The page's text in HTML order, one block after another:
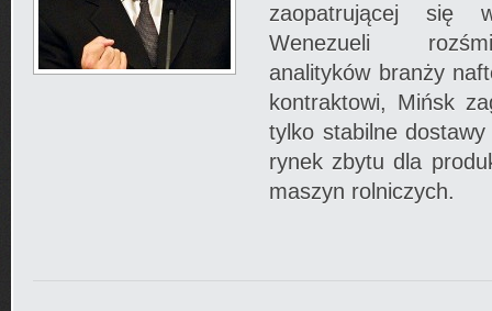
zaopatrującej
Wenezueli
analityków branży
kontraktowi, Mińsk
tylko stabilne
rynek zbytu dla
maszyn rolniczych.